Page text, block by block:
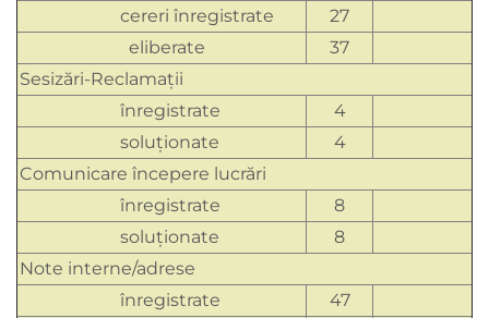
cereri înregistrate
27
eliberate
37
Sesizări-Reclamaţii
înregistrate
4
soluţionate
4
Comunicare începere lucrări
înregistrate
8
soluţionate
8
Note interne/adrese
înregistrate
47